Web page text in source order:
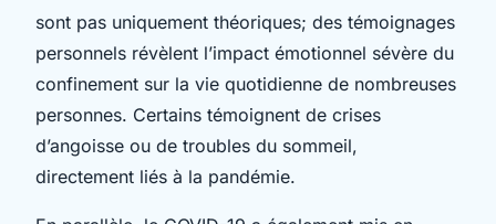
sont pas uniquement théoriques; des témoignages
personnels révèlent l’impact émotionnel sévère du
confinement sur la vie quotidienne de nombreuses
personnes. Certains témoignent de crises
d’angoisse ou de troubles du sommeil,
directement liés à la pandémie.